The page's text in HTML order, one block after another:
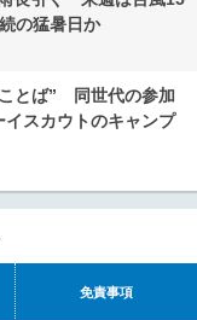
の猛暑日か
とば” 同世代の参加
スカウトのキャンプ
免責事項